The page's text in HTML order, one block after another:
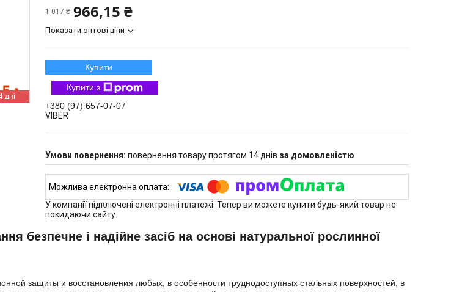
дні
1 017 ₴ 966,15 ₴
Показати оптові ціни
Купити
Купити з
+380 (97) 657-07-07
VIBER
повернення товару протягом 14 днів за домовленістю
У компанії підключені електронні платежі. Тепер ви можете купити будь-який товар не
покидаючи сайту.
безпечне і надійне засіб на основі натуральної рослинної
защиты и восстановления любых, в особенности труднодоступных стальных поверхностей, в